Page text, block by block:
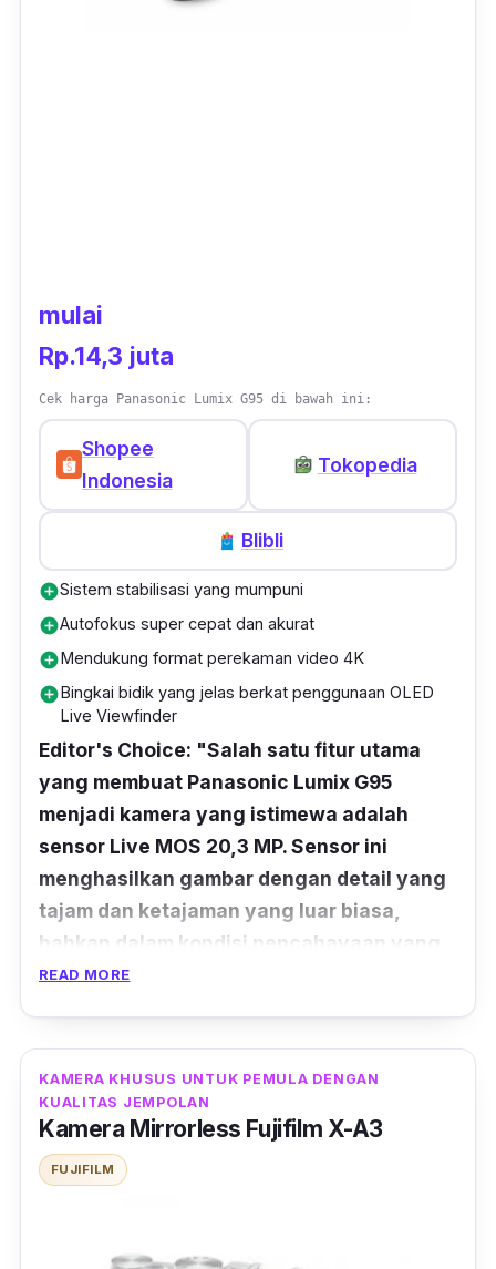
mulai
Rp.14,3 juta
Cek harga Panasonic Lumix G95 di bawah ini:
Shopee
Indonesia
Tokopedia
Blibli
add_circleSistem stabilisasi yang mumpuni
add_circleAutofokus super cepat dan akurat
add_circleMendukung format perekaman video 4K
add_circleBingkai bidik yang jelas berkat penggunaan OLED
Live Viewfinder
Editor's Choice: "Salah satu fitur utama
yang membuat Panasonic Lumix G95
menjadi kamera yang istimewa adalah
sensor Live MOS 20,3 MP. Sensor ini
menghasilkan gambar dengan detail yang
tajam dan ketajaman yang luar biasa,
bahkan dalam kondisi pencahayaan yang
redup sekalipun. Ditambah dengan
memiliki reproduksi warna yang akurat dan
dinamis."
Selain itu, stabilisasi kamera Lumix ini
mengandalkan sistem stabilisasi 5-Axis Dual
mengambil foto dan merekam video tanpa
READ MORE
KAMERA KHUSUS UNTUK PEMULA DENGAN
KUALITAS JEMPOLAN
Kamera Mirrorless Fujifilm X-A3
FUJIFILM